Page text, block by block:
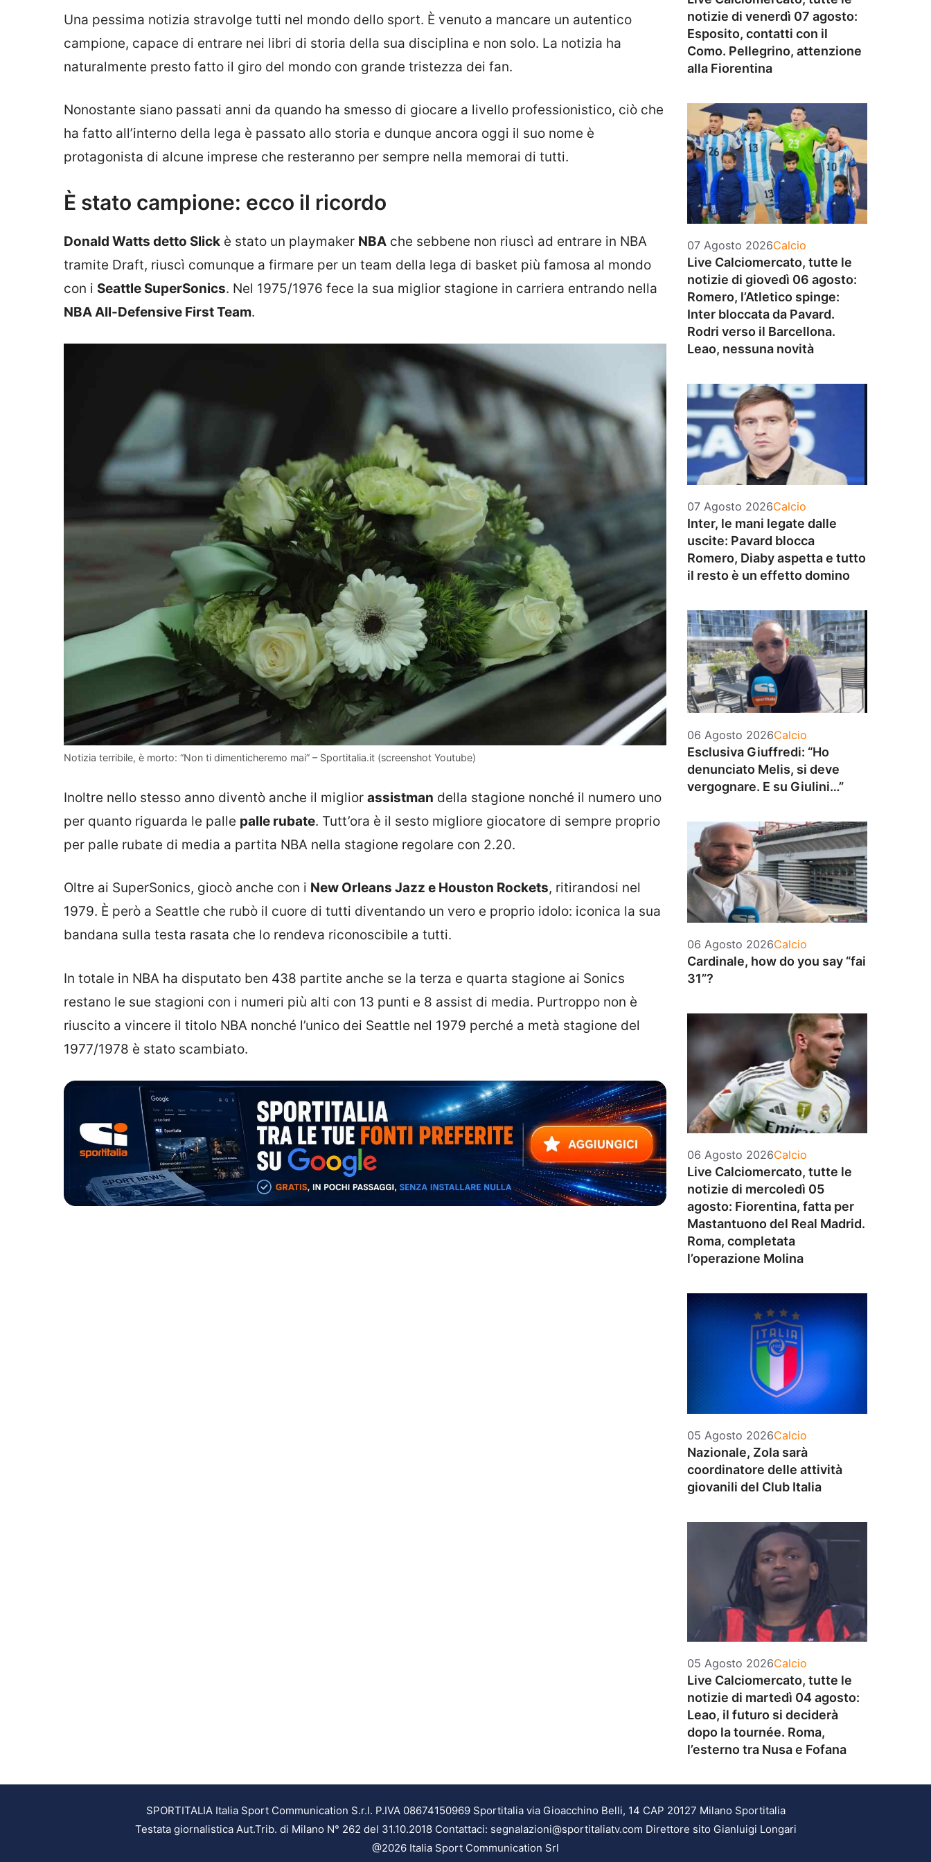
Una pessima notizia stravolge tutti nel mondo dello sport. È venuto a mancare un autentico
campione, capace di entrare nei libri di storia della sua disciplina e non solo. La notizia ha
naturalmente presto fatto il giro del mondo con grande tristezza dei fan.
Nonostante siano passati anni da quando ha smesso di giocare a livello professionistico, ciò che
ha fatto all’interno della lega è passato allo storia e dunque ancora oggi il suo nome è
protagonista di alcune imprese che resteranno per sempre nella memorai di tutti.
È stato campione: ecco il ricordo
Donald Watts detto Slick è stato un playmaker NBA che sebbene non riuscì ad entrare in NBA
tramite Draft, riuscì comunque a firmare per un team della lega di basket più famosa al mondo
con i Seattle SuperSonics. Nel 1975/1976 fece la sua miglior stagione in carriera entrando nella
NBA All-Defensive First Team.
Notizia terribile, è morto: “Non ti dimenticheremo mai” – Sportitalia.it (screenshot Youtube)
Inoltre nello stesso anno diventò anche il miglior assistman della stagione nonché il numero uno
per quanto riguarda le palle palle rubate. Tutt’ora è il sesto migliore giocatore di sempre proprio
per palle rubate di media a partita NBA nella stagione regolare con 2.20.
Oltre ai SuperSonics, giocò anche con i New Orleans Jazz e Houston Rockets, ritirandosi nel
1979. È però a Seattle che rubò il cuore di tutti diventando un vero e proprio idolo: iconica la sua
bandana sulla testa rasata che lo rendeva riconoscibile a tutti.
In totale in NBA ha disputato ben 438 partite anche se la terza e quarta stagione ai Sonics
restano le sue stagioni con i numeri più alti con 13 punti e 8 assist di media. Purtroppo non è
riuscito a vincere il titolo NBA nonché l’unico dei Seattle nel 1979 perché a metà stagione del
1977/1978 è stato scambiato.
notizie di venerdì 07 agosto:
Esposito, contatti con il
Como. Pellegrino, attenzione
alla Fiorentina
07 Agosto 2026Categorie
Calcio
Live Calciomercato, tutte le
notizie di giovedì 06 agosto:
Romero, l’Atletico spinge:
Inter bloccata da Pavard.
Rodri verso il Barcellona.
Leao, nessuna novità
07 Agosto 2026Categorie
Calcio
Inter, le mani legate dalle
uscite: Pavard blocca
Romero, Diaby aspetta e tutto
il resto è un effetto domino
06 Agosto 2026Categorie
Calcio
Esclusiva Giuffredi: “Ho
denunciato Melis, si deve
vergognare. E su Giulini…”
06 Agosto 2026Categorie
Calcio
Cardinale, how do you say “fai
31”?
06 Agosto 2026Categorie
Calcio
Live Calciomercato, tutte le
notizie di mercoledì 05
agosto: Fiorentina, fatta per
Mastantuono del Real Madrid.
Roma, completata
l’operazione Molina
05 Agosto 2026Categorie
Calcio
Nazionale, Zola sarà
coordinatore delle attività
giovanili del Club Italia
05 Agosto 2026Categorie
Calcio
Live Calciomercato, tutte le
notizie di martedì 04 agosto:
Leao, il futuro si deciderà
dopo la tournée. Roma,
l’esterno tra Nusa e Fofana
SPORTITALIA Italia Sport Communication S.r.l. P.IVA 08674150969 Sportitalia via Gioacchino Belli, 14 CAP 20127 Milano Sportitalia
Testata giornalistica Aut.Trib. di Milano N° 262 del 31.10.2018 Contattaci: segnalazioni@sportitaliatv.com Direttore sito Gianluigi Longari
@2026 Italia Sport Communication Srl